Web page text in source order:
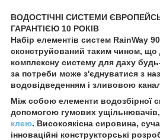
ВОДОСТІЧНІ СИСТЕМИ
ГАРАНТІЄЮ 10 РОКІВ
Набір елементів систем RainWay
сконструйований таким чином, що
комплексну систему для даху будь-
за потреби може з'єднуватися з
водовідведенням і зливовою
Між собою елементи водозбірної
допомогою гумових
клею. Високоякісна сировина,
інноваційні конструкторські